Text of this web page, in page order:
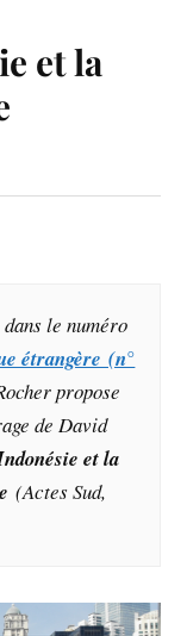
et la
le numéro
étrangère (n°
propose
de David
et la
(Actes Sud,